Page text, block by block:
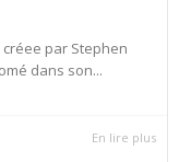
créee par Stephen
dans son...
En lire plus